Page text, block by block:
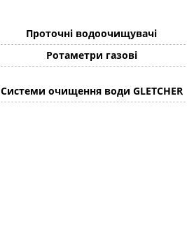
Проточні водоочищувачі
Ротаметри газові
Системи очищення води GLETCHER